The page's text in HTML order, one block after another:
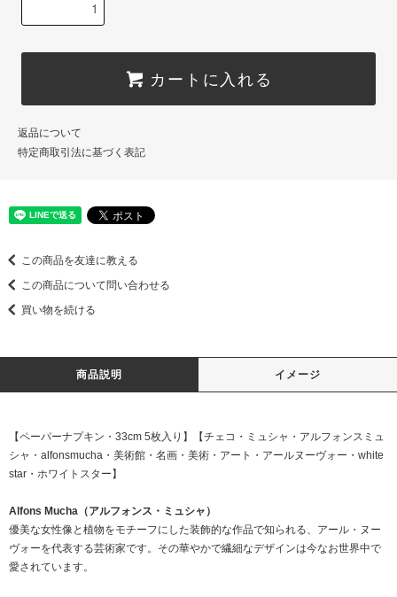
カートに入れる
返品について
特定商取引法に基づく表記
この商品を友達に教える
この商品について問い合わせる
買い物を続ける
商品説明 イメージ
【ペーパーナプキン・33cm 5枚入り】【チェコ・ミュシャ・アルフォンスミュ
シャ・alfonsmucha・美術館・名画・美術・アート・アールヌーヴォー・white
star・ホワイトスター】
Alfons Mucha（アルフォンス・ミュシャ）
優美な女性像と植物をモチーフにした装飾的な作品で知られる、アール・ヌー
ヴォーを代表する芸術家です。その華やかで繊細なデザインは今なお世界中で
愛されています。